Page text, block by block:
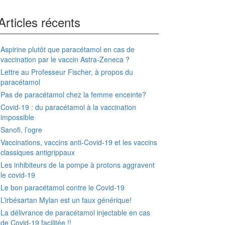
récents
Aspirine plutôt que paracétamol en cas de
vaccination par le vaccin Astra-Zeneca ?
Lettre au Professeur Fischer, à propos du
paracétamol
Pas de paracétamol chez la femme enceinte?
Covid-19 : du paracétamol à la vaccination
impossible
Sanofi, l’ogre
Vaccinations, vaccins anti-Covid-19 et les vaccins
classiques antigrippaux
Les inhibiteurs de la pompe à protons aggravent
le covid-19
Le bon paracétamol contre le Covid-19
L’irbésartan Mylan est un faux générique!
La délivrance de paracétamol injectable en cas
de Covid-19 facilitée !!